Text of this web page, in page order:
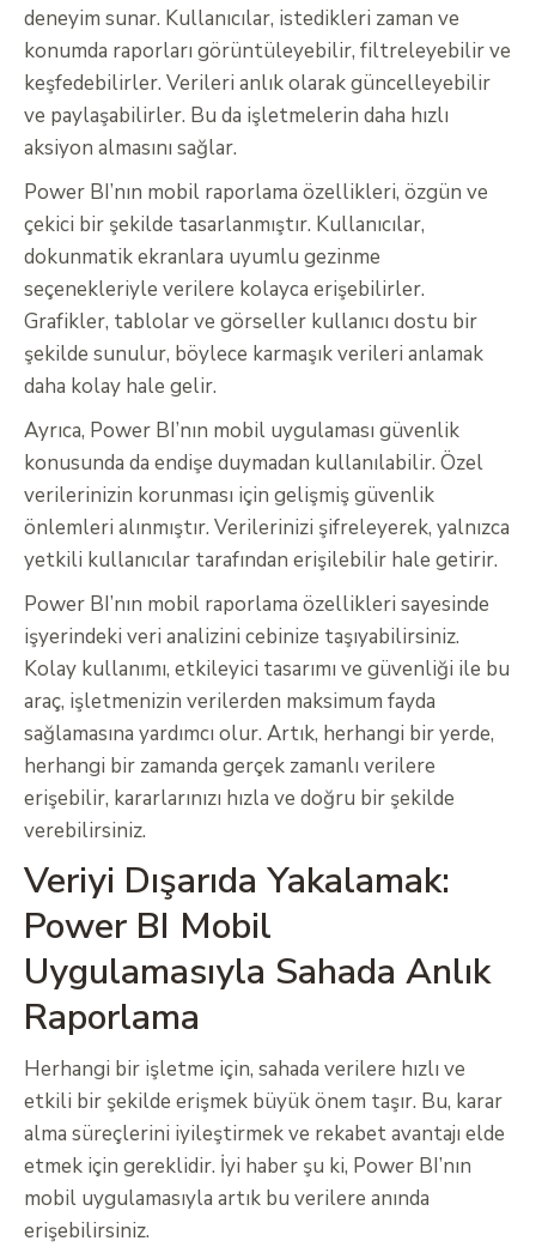
deneyim sunar. Kullanıcılar, istedikleri zaman ve
konumda raporları görüntüleyebilir, filtreleyebilir ve
keşfedebilirler. Verileri anlık olarak güncelleyebilir
ve paylaşabilirler. Bu da işletmelerin daha hızlı
aksiyon almasını sağlar.
Power BI’nın mobil raporlama özellikleri, özgün ve
çekici bir şekilde tasarlanmıştır. Kullanıcılar,
dokunmatik ekranlara uyumlu gezinme
seçenekleriyle verilere kolayca erişebilirler.
Grafikler, tablolar ve görseller kullanıcı dostu bir
şekilde sunulur, böylece karmaşık verileri anlamak
daha kolay hale gelir.
Ayrıca, Power BI’nın mobil uygulaması güvenlik
konusunda da endişe duymadan kullanılabilir. Özel
verilerinizin korunması için gelişmiş güvenlik
önlemleri alınmıştır. Verilerinizi şifreleyerek, yalnızca
yetkili kullanıcılar tarafından erişilebilir hale getirir.
Power BI’nın mobil raporlama özellikleri sayesinde
işyerindeki veri analizini cebinize taşıyabilirsiniz.
Kolay kullanımı, etkileyici tasarımı ve güvenliği ile bu
araç, işletmenizin verilerden maksimum fayda
sağlamasına yardımcı olur. Artık, herhangi bir yerde,
herhangi bir zamanda gerçek zamanlı verilere
erişebilir, kararlarınızı hızla ve doğru bir şekilde
verebilirsiniz.
Veriyi Dışarıda Yakalamak:
Power BI Mobil
Uygulamasıyla Sahada Anlık
Raporlama
Herhangi bir işletme için, sahada verilere hızlı ve
etkili bir şekilde erişmek büyük önem taşır. Bu, karar
alma süreçlerini iyileştirmek ve rekabet avantajı elde
etmek için gereklidir. İyi haber şu ki, Power BI’nın
mobil uygulamasıyla artık bu verilere anında
erişebilirsiniz.